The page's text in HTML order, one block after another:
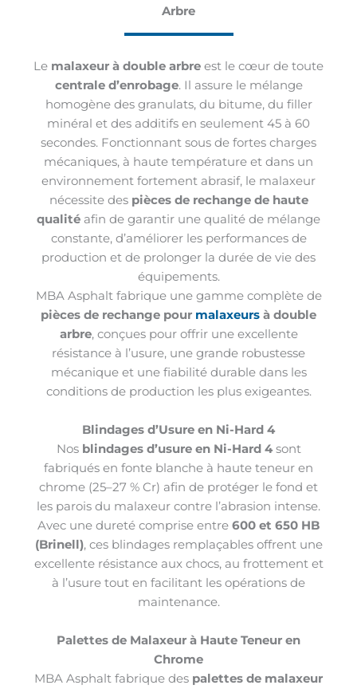
Arbre
Le malaxeur à double arbre est le cœur de toute
centrale d’enrobage. Il assure le mélange
homogène des granulats, du bitume, du filler
minéral et des additifs en seulement 45 à 60
secondes. Fonctionnant sous de fortes charges
mécaniques, à haute température et dans un
environnement fortement abrasif, le malaxeur
nécessite des pièces de rechange de haute
qualité afin de garantir une qualité de mélange
constante, d’améliorer les performances de
production et de prolonger la durée de vie des
équipements.
MBA Asphalt fabrique une gamme complète de
pièces de rechange pour malaxeurs à double
arbre, conçues pour offrir une excellente
résistance à l’usure, une grande robustesse
mécanique et une fiabilité durable dans les
conditions de production les plus exigeantes.
Blindages d’Usure en Ni-Hard 4
Nos blindages d’usure en Ni-Hard 4sont
fabriqués en fonte blanche à haute teneur en
chrome (25–27 % Cr) afin de protéger le fond et
les parois du malaxeur contre l’abrasion intense.
Avec une dureté comprise entre 600 et 650 HB
(Brinell), ces blindages remplaçables offrent une
excellente résistance aux chocs, au frottement et
à l’usure tout en facilitant les opérations de
maintenance.
Palettes de Malaxeur à Haute Teneur en
Chrome
MBA Asphalt fabrique des palettes de malaxeur